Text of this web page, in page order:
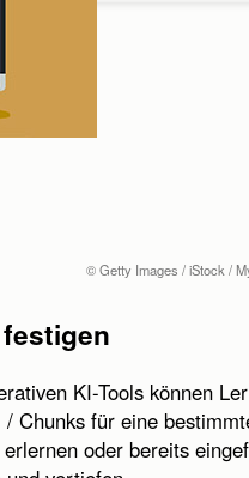
© Getty Images / iStock /
KI-Tools können
Chunks für eine
oder bereits